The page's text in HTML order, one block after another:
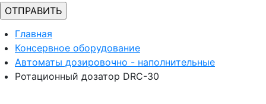
Главная
Консервное оборудование
Автоматы дозировочно - наполнительные
Ротационный дозатор DRC-30